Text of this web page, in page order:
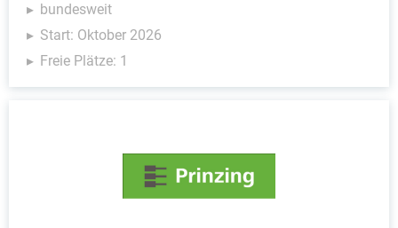
bundesweit
Start: Oktober 2026
Freie Plätze: 1